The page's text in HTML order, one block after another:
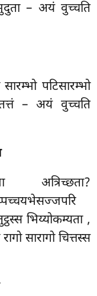
– अयं वुच्चति
पटिसारम्भो
– अयं वुच्चति
भिय्योकम्यता ,
सारागो चित्तस्स